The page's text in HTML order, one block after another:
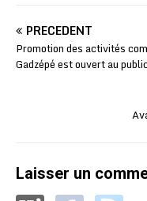
PRÉCÉDENT
Promotion des activités
Gadzépé est ouvert au
Laisser un